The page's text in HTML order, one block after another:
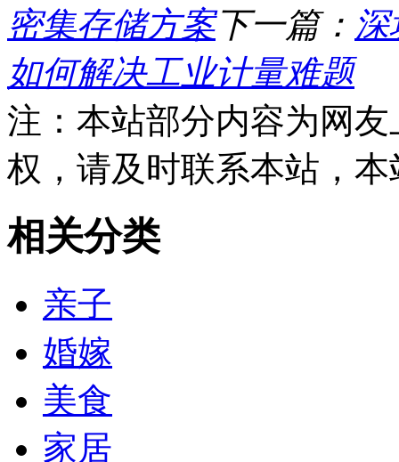
密集存储方案下一篇：
如何解决工业计量难题
注：本站部分内容为网
权，请及时联系本站，
相关分类
亲子
婚嫁
美食
家居